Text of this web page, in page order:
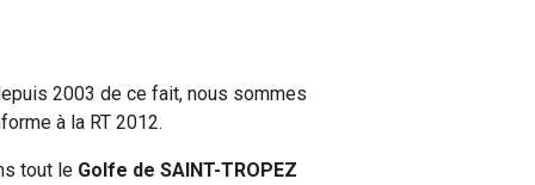
2003 de ce fait, nous sommes
à la RT 2012.
tout le Golfe de SAINT-TROPEZ